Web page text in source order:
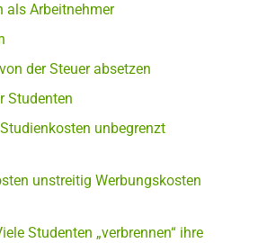
als Arbeitnehmer
der Steuer absetzen
Studenten
unbegrenzt
unstreitig Werbungskosten
Studenten „verbrennen“ ihre